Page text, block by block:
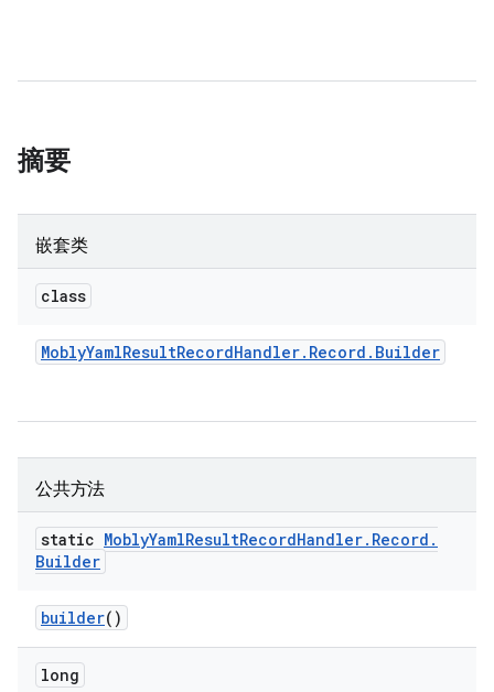
摘要
嵌套类
class
MoblyYamlResultRecordHandler. Record . Builder
公共方法
static MoblyYamlResultRecordHandler. Record .
Builder
builder()
long